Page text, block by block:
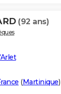
(92 ans)
(Martinique)